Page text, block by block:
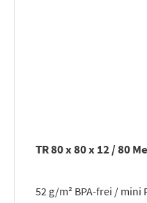
TR 80 x 80 x 12 / 80
52 g/m² BPA-frei / mini